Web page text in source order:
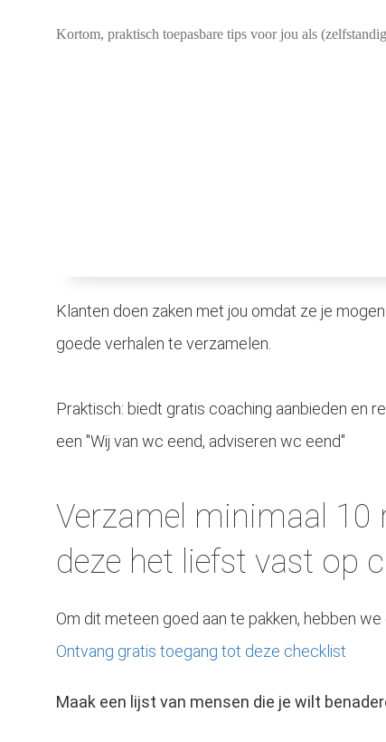
Kortom, praktisch toepasbare tips voor jou als
Klanten doen zaken met jou omdat ze je
goede verhalen te verzamelen.
Praktisch: biedt gratis coaching aanbieden en
een "Wij van wc eend, adviseren wc eend"
Verzamel minimaal 10
deze het liefst vast op
Om dit meteen goed aan te pakken, hebben
Ontvang gratis toegang tot deze checklist
Maak een lijst van mensen die je wilt